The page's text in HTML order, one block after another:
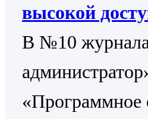
высокой
В №10
«Программное